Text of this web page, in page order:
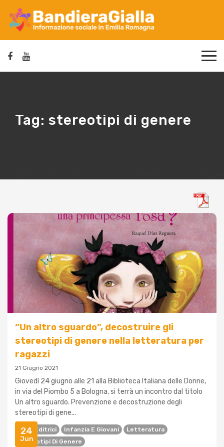
Tag: stereotipi di genere
24
Jun
“Un altro sguardo”, decostruire gli
stereotipi di genere nella letteratura per
ragazzi
21 Giugno 2021
Giovedì 24 giugno alle 21 alla Biblioteca Italiana delle Donne,
in via del Piombo 5 a Bologna, si terrà un incontro dal titolo
Un altro sguardo. Prevenzione e decostruzione degli
stereotipi di gene...
Case Editrici Infanzia E Giovani
Letteratura
Stereotipi Di Genere